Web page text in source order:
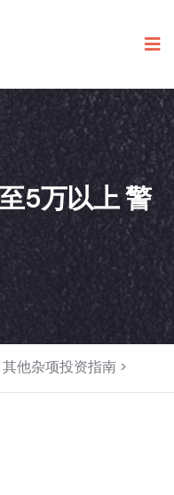
5万以上 警
其他杂项投资指南 >